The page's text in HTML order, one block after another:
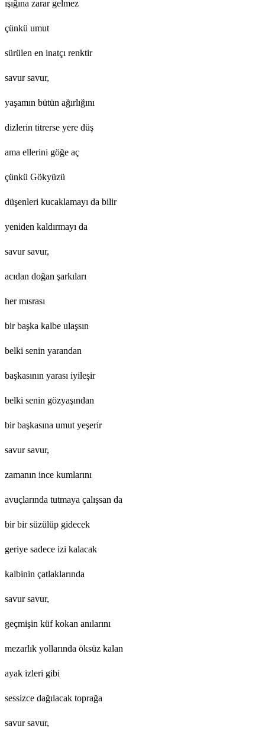
ışığına zarar gelmez
çünkü umut
sürülen en inatçı renktir
savur savur,
yaşamın bütün ağırlığını
dizlerin titrerse yere düş
ama ellerini göğe aç
çünkü Gökyüzü
düşenleri kucaklamayı da bilir
yeniden kaldırmayı da
savur savur,
acıdan doğan şarkıları
her mısrası
bir başka kalbe ulaşsın
belki senin yarandan
başkasının yarası iyileşir
belki senin gözyaşından
bir başkasına umut yeşerir
savur savur,
zamanın ince kumlarını
avuçlarında tutmaya çalışsan da
bir bir süzülüp gidecek
geriye sadece izi kalacak
kalbinin çatlaklarında
savur savur,
geçmişin küf kokan anılarını
mezarlık yollarında öksüz kalan
ayak izleri gibi
sessizce dağılacak toprağa
savur savur,